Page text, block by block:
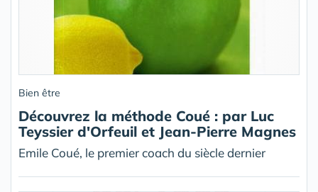
Bien être
Découvrez la méthode Coué : par Luc
Teyssier d'Orfeuil et Jean-Pierre Magnes
Emile Coué, le premier coach du siècle dernier